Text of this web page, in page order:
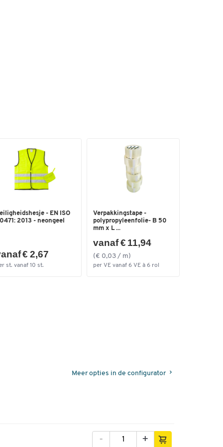
- EN ISO
2013 - neongeel
€ 2,67
st. vanaf 10 st.
Verpakkingstape -
polypropyleenfolie- B 50
mm x L ...
vanaf € 11,94
(€ 0,03 / m)
per VE vanaf 6 VE à 6 rol
Meer opties in de configurator
+
-